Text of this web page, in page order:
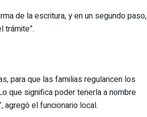
de la escritura, y en un segundo paso,
trámite”.
para que las familias regularicen los
que significa poder tenerla a nombre
agregó el funcionario local.